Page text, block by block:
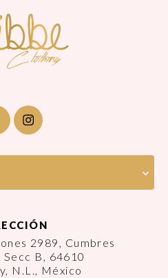
2989, Cumbres
B, 64610
N.L., México